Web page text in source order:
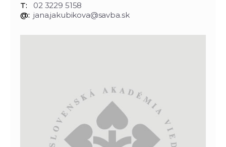
T:
02 3229 5158
@: jana.jakubikova@savba.sk